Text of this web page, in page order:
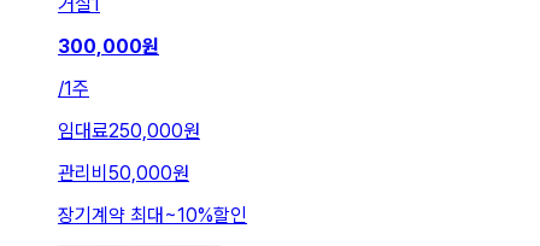
300,000원
/1주
임대료250,000원
관리비 50,000원
장기계약 최대~10%할인